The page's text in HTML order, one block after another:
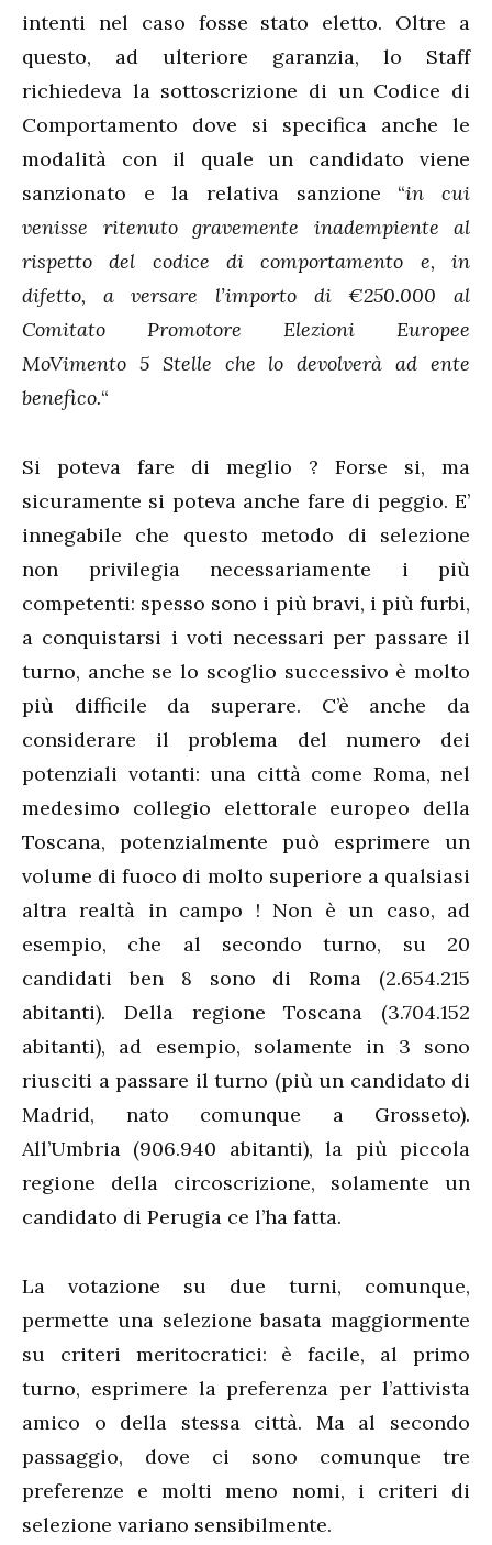
intenti nel caso fosse stato eletto. Oltre a
questo, ad ulteriore garanzia, lo Staff
richiedeva la sottoscrizione di un Codice di
Comportamento dove si specifica anche le
modalità con il quale un candidato viene
sanzionato e la relativa sanzione “in cui
venisse ritenuto gravemente inadempiente al
rispetto del codice di comportamento e, in
difetto, a versare l’importo di €250.000 al
Comitato Promotore Elezioni Europee
MoVimento 5 Stelle che lo devolverà ad ente
benefico.“
Si poteva fare di meglio ? Forse si, ma
sicuramente si poteva anche fare di peggio. E’
innegabile che questo metodo di selezione
non privilegia necessariamente i più
competenti: spesso sono i più bravi, i più furbi,
a conquistarsi i voti necessari per passare il
turno, anche se lo scoglio successivo è molto
più difficile da superare. C’è anche da
considerare il problema del numero dei
potenziali votanti: una città come Roma, nel
medesimo collegio elettorale europeo della
Toscana, potenzialmente può esprimere un
volume di fuoco di molto superiore a qualsiasi
altra realtà in campo ! Non è un caso, ad
esempio, che al secondo turno, su 20
candidati ben 8 sono di Roma (2.654.215
abitanti). Della regione Toscana (3.704.152
abitanti), ad esempio, solamente in 3 sono
riusciti a passare il turno (più un candidato di
Madrid, nato comunque a Grosseto).
All’Umbria (906.940 abitanti), la più piccola
regione della circoscrizione, solamente un
candidato di Perugia ce l’ha fatta.
La votazione su due turni, comunque,
permette una selezione basata maggiormente
su criteri meritocratici: è facile, al primo
turno, esprimere la preferenza per l’attivista
amico o della stessa città. Ma al secondo
passaggio, dove ci sono comunque tre
preferenze e molti meno nomi, i criteri di
selezione variano sensibilmente.